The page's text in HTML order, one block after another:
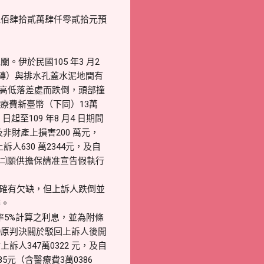
肆拾貳萬肆仟零貳拾元預
。伊於民國105 年3 月2
）與排水孔蓋水泥地間有
低落差處而跌倒，頭部撞
費新臺幣（下同）13萬
起至109 年8 月4 日期間
財產上損害200 萬元，
人630 萬2344元，及自
願供擔保請准宣告假執行
有欠缺，但上訴人跌倒並
計算之利息，並為附條
判決關於駁回上訴人後開
訴人347萬0322 元，及自
元（含醫療費3萬0386